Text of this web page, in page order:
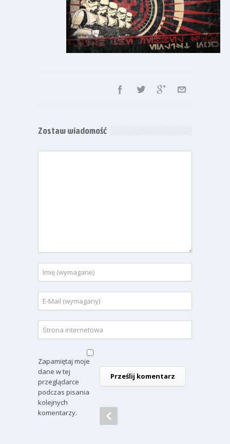
Zostaw wiadomość
Zapamiętaj moje
dane w tej
przeglądarce
podczas pisania
kolejnych
komentarzy.